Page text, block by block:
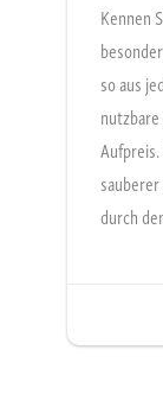
Kennen
so aus
durch